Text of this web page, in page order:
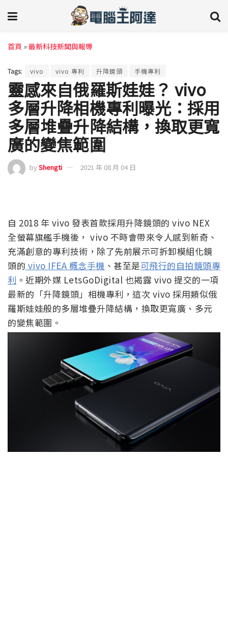
首頁 »最新科技新聞與報導
Tags: vivo vivo 專利 升降鏡頭 手機專利
靈感來自俄羅斯娃娃？ vivo
多層升降相機專利曝光：採用
多層堆疊升降結構，換取更寬
廣的變焦範圍
byShengti 2021 年 08 月 04 日
自 2018 年 vivo 發表首款採用升降鏡頭的 vivo NEX
全螢幕旗艦手機後， vivo 不時會帶來令人感到新奇、
充滿創意的專利技術，除了先前展示可拆卸模組化鏡
頭的 vivo IFEA 概念手機 、甚至是可飛行的自拍鏡頭專
利 。近期外媒 LetsGoDigital 也揭露 vivo 提交的一項
最新的「升降鏡頭」相機專利，這次 vivo 採用類似俄
羅斯娃娃般的多層堆疊升降結構，換取更寬廣、多元
的變焦範圍。